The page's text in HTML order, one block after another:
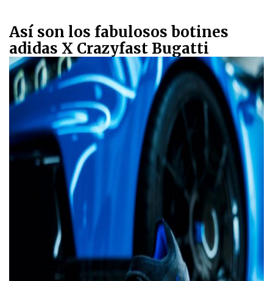
Así son los fabulosos botines
adidas X Crazyfast Bugatti